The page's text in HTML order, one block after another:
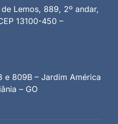
Lemos, 889, 2º andar,
13100-450 –
e 809B – Jardim América
– GO